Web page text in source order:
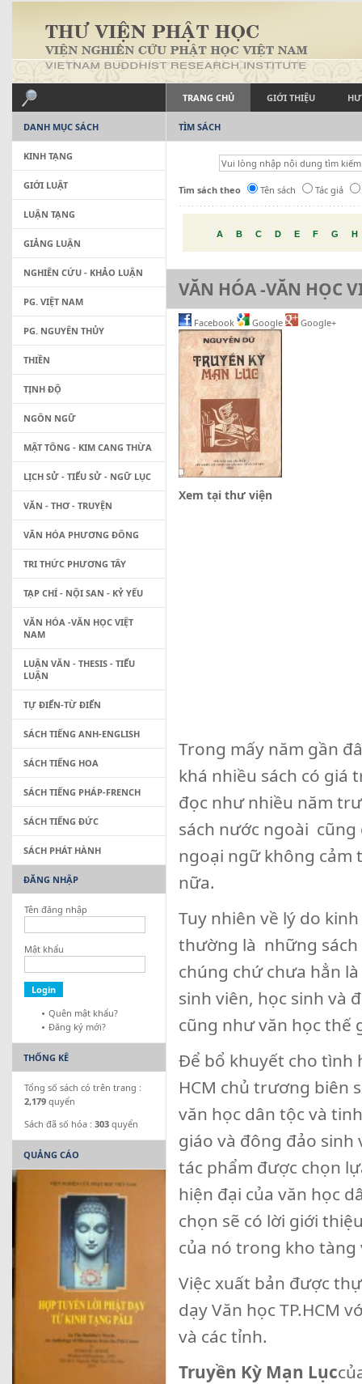
TRANG CHỦ GIỚI THIỆU
TÌM SÁCH
Tìm sách theo Tên sách Tác giả
A B C D E F G H
VĂN HÓA -VĂN HỌC
Facebook Google Google+
Xem tại thư viện
Trong mấy năm gần
khá nhiều sách có giá
đọc như nhiều năm
sách nước ngoài
ngoại ngữ không cảm
nữa.
Tuy nhiên về lý do
thường là những sách
chúng chứ chưa hẳn
sinh viên, học sinh và
cũng như văn học thế
Để bổ khuyết cho tình
HCM chủ trương biên
văn học dân tộc và
giáo và đông đảo sinh
tác phẩm được chọn
hiện đại của văn học
chọn sẽ có lời giới
của nó trong kho tàng
Việc xuất bản được
dạy Văn học TP.HCM
và các tỉnh.
Truyền Kỳ Mạn Lục
DANH MỤC SÁCH
KINH TẠNG
GIỚI LUẬT
LUẬN TẠNG
GIẢNG LUẬN
NGHIÊN CỨU - KHẢO LUẬN
PG. VIỆT NAM
PG. NGUYÊN THỦY
THIỀN
TỊNH ĐỘ
NGÔN NGỮ
MẬT TÔNG - KIM CANG THỪA
LỊCH SỬ - TIỂU SỬ - NGỮ LỤC
VĂN - THƠ - TRUYỆN
VĂN HÓA PHƯƠNG ĐÔNG
TRI THỨC PHƯƠNG TÂY
TẠP CHÍ - NỘI SAN - KỶ YẾU
VĂN HÓA -VĂN HỌC VIỆT
NAM
LUẬN VĂN - THESIS - TIỂU
LUẬN
TỰ ĐIỂN-TỪ ĐIỂN
SÁCH TIẾNG ANH-ENGLISH
SÁCH TIẾNG HOA
SÁCH TIẾNG PHÁP-FRENCH
SÁCH TIẾNG ĐỨC
SÁCH PHÁT HÀNH
ĐĂNG NHẬP
Tên đăng nhập
Mật khẩu
Quên mật khẩu?
Đăng ký mới?
THỐNG KÊ
Tổng số sách có trên trang :
2,179 quyển
Sách đã số hóa : 303 quyển
QUẢNG CÁO